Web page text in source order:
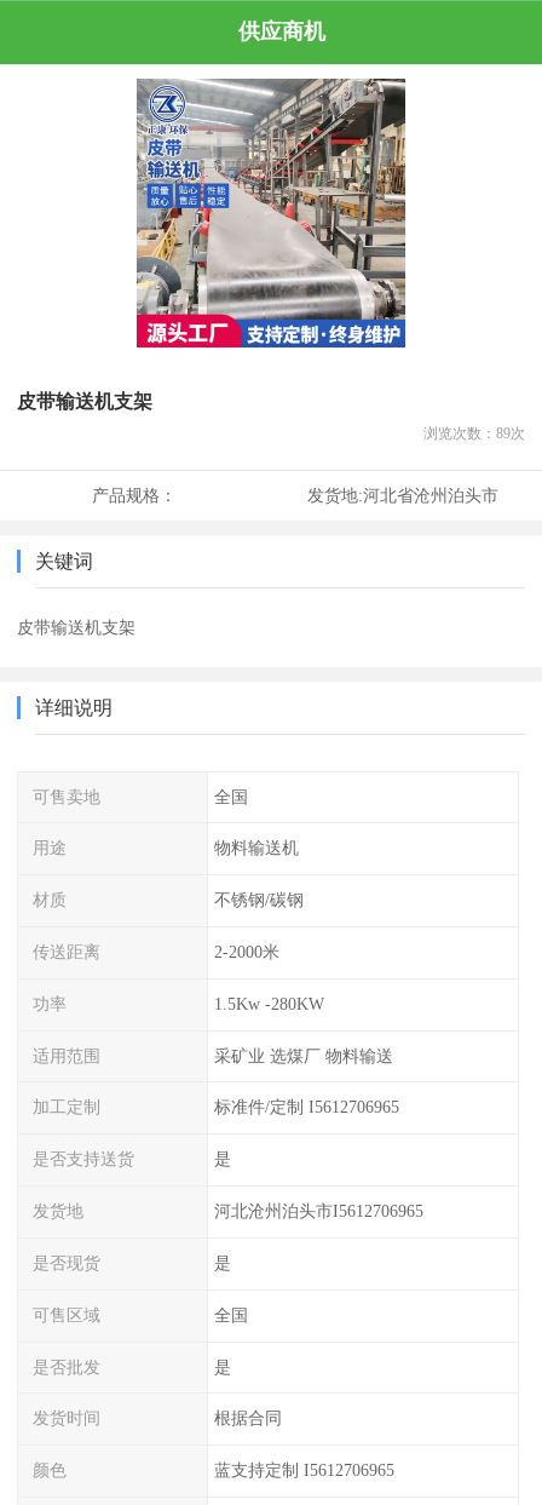
供应商机
皮带输送机支架
浏览次数： 89次
产品规格： 发货地:河北省沧州泊头市
关键词
皮带输送机支架
详细说明
可售卖地 全国
用途 物料输送机
材质 不锈钢/碳钢
传送距离 2-2000米
功率 1.5Kw -280KW
适用范围 采矿业 选煤厂 物料输送
加工定制 标准件/定制 I5612706965
是否支持送货 是
发货地 河北沧州泊头市I5612706965
是否现货 是
可售区域 全国
是否批发 是
发货时间 根据合同
颜色 蓝支持定制 I5612706965